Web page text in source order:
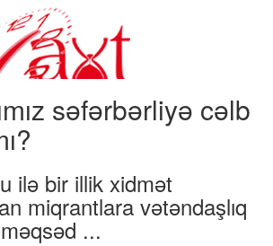
səfərbərliyə cəlb
ilə bir illik xidmət
miqrantlara vətəndaşlıq
...